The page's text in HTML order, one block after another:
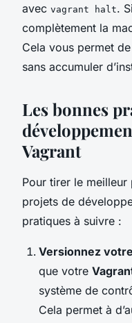
avec vagrant halt.
complètement la
Cela vous permet
sans accumuler
Les bonnes
Vagrant
Pour tirer le
projets de
pratiques à suivre :
Versionnez
que votre
système de
Cela permet à